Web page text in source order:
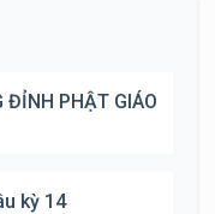
ĐỈNH PHẬT GIÁO
kỳ 14